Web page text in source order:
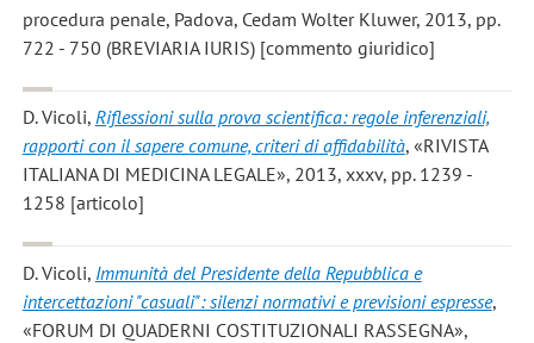
procedura penale, Padova, Cedam Wolter Kluwer, 2013, pp.
722 - 750 (BREVIARIA IURIS) [commento giuridico]
D. Vicoli, Riflessioni sulla prova scientifica: regole inferenziali,
rapporti con il sapere comune, criteri di affidabilità, «RIVISTA
ITALIANA DI MEDICINA LEGALE», 2013, xxxv, pp. 1239 -
1258 [articolo]
D. Vicoli, Immunità del Presidente della Repubblica e
intercettazioni "casuali": silenzi normativi e previsioni espresse,
«FORUM DI QUADERNI COSTITUZIONALI RASSEGNA»,